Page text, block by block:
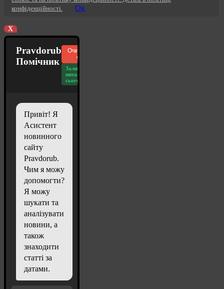
конфіденційності.
Ок
X
Pravdorub
Помічник
Очистити
чат
Залишилось
питань
сьогодні: 20
Привіт! Я
Асистент
новинного
сайту
Pravdorub.
Чим я можу
допомогти?
Я можу
шукати та
аналізувати
новини, а
також
знаходити
статті за
датами.